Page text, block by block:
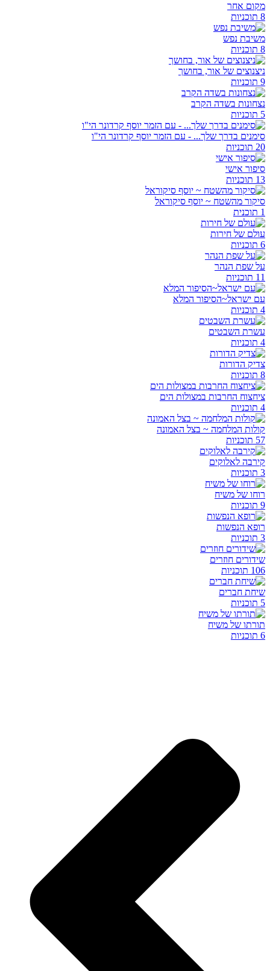
מקום אחר
8 תוכניות
משיבת נפש
8 תוכניות
ניצנוצים של אור, בחושך
9 תוכניות
נצחונות בשדה הקרב
5 תוכניות
סימנים בדרך שלך... - עם הזמר יוסף קרדונר הי"ו
20 תוכניות
סיפור אישי
13 תוכניות
סיקור מהשטח ~ יוסף סיקוראל
1 תוכנית
עולם של חירות
6 תוכניות
על שפת הנהר
11 תוכניות
עם ישראל~הסיפור המלא
4 תוכניות
עשרת השבטים
4 תוכניות
צדיק הדורות
8 תוכניות
ציחצוח החרבות במצולות הים
4 תוכניות
קולות המלחמה ~ בצל האמונה
57 תוכניות
קירבה לאלוקים
3 תוכניות
רוחו של משיח
9 תוכניות
רופא הנפשות
3 תוכניות
שידורים חוזרים
106 תוכניות
שיחת חברים
5 תוכניות
תורתו של משיח
6 תוכניות